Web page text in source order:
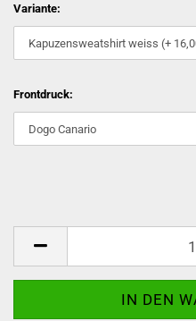
Variante:
Frontdruck: